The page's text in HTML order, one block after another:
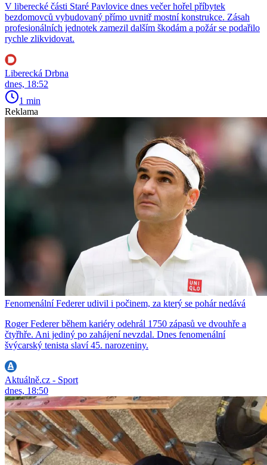
V liberecké části Staré Pavlovice dnes večer hořel příbytek
bezdomovců vybudovaný přímo uvnitř mostní konstrukce. Zásah
profesionálních jednotek zamezil dalším škodám a požár se podařilo
rychle zlikvidovat.
Liberecká Drbna
dnes, 18:52
1 min
Reklama
Fenomenální Federer udivil i počinem, za který se pohár nedává
Roger Federer během kariéry odehrál 1750 zápasů ve dvouhře a
čtyřhře. Ani jediný po zahájení nevzdal. Dnes fenomenální
švýcarský tenista slaví 45. narozeniny.
Aktuálně.cz - Sport
dnes, 18:50